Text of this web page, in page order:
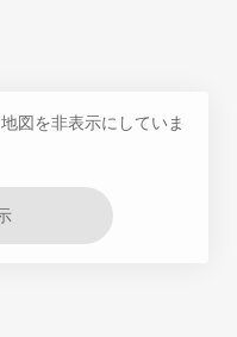
図を非表示にしていま